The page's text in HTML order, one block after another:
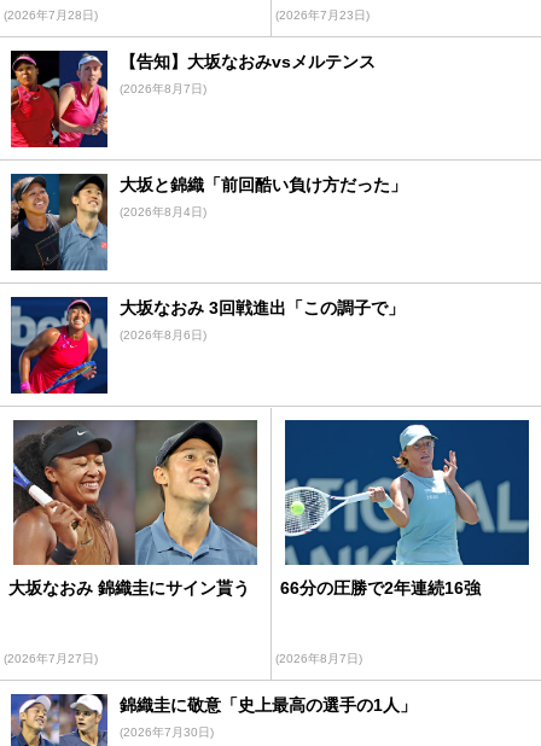
(2026年7月28日) (2026年7月23日)
【告知】大坂なおみvsメルテンス
(2026年8月7日)
大坂と錦織「前回酷い負け方だった」
(2026年8月4日)
大坂なおみ 3回戦進出「この調子で」
(2026年8月6日)
大坂なおみ 錦織圭にサイン貰う
(2026年7月27日)
66分の圧勝で2年連続16強
(2026年8月7日)
錦織圭に敬意「史上最高の選手の1人」
(2026年7月30日)